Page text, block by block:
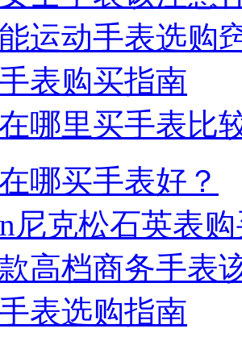
运动手表选购
表购买指南
哪里买手表比
哪买手表好？
尼克松石英表
高档商务手表
表选购指南